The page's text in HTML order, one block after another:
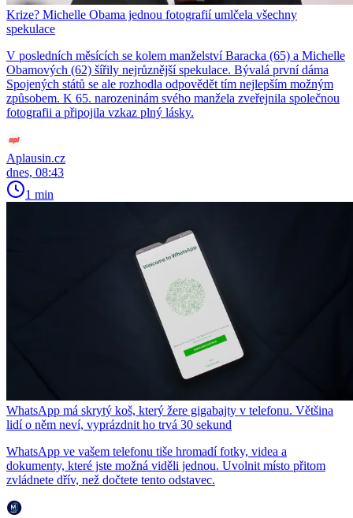
Krize? Michelle Obama jednou fotografií umlčela všechny
spekulace
V posledních měsících se kolem manželství Baracka (65) a Michelle
Obamových (62) šířily nejrůznější spekulace. Bývalá první dáma
Spojených států se ale rozhodla odpovědět tím nejlepším možným
způsobem. K 65. narozeninám svého manžela zveřejnila společnou
fotografii a připojila vzkaz plný lásky.
Aplausin.cz
dnes, 08:43
1 min
WhatsApp má skrytý koš, který žere gigabajty v telefonu. Většina
lidí o něm neví, vyprázdnit ho trvá 30 sekund
WhatsApp ve vašem telefonu tiše hromadí fotky, videa a
dokumenty, které jste možná viděli jednou. Uvolnit místo přitom
zvládnete dřív, než dočtete tento odstavec.